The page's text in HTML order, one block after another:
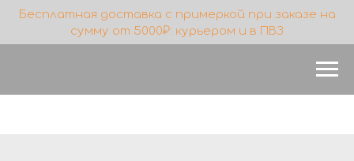
Бесплатная доставка с примеркой при заказе на
сумму от 5000₽: курьером и в ПВЗ